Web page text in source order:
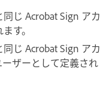
じ Acrobat Sign アカ
す。
じ Acrobat Sign アカ
ザーとして定義され